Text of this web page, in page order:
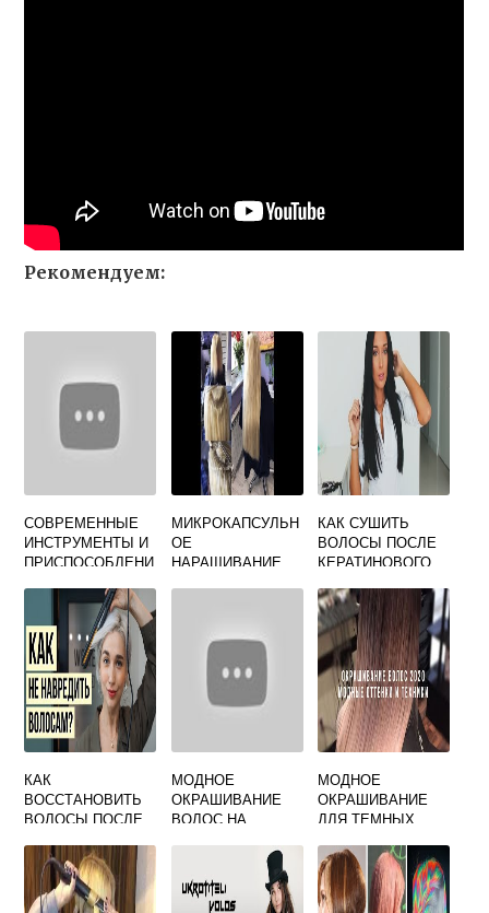
Рекомендуем:
СОВРЕМЕННЫЕ
ИНСТРУМЕНТЫ И
ПРИСПОСОБЛЕНИ
ОКРАШИВАНИЯ
ВОЛОС
МИКРОКАПСУЛЬН
ОЕ
НАРАЩИВАНИЕ
КАК СУШИТЬ
ВОЛОСЫ ПОСЛЕ
КЕРАТИНОВОГО
КАК
ВОССТАНОВИТЬ
ВОЛОСЫ ПОСЛЕ
МОДНОЕ
ОКРАШИВАНИЕ
ВОЛОС НА
ВОЛОСЫ 2020
МОДНОЕ
ОКРАШИВАНИЕ
ДЛЯ ТЕМНЫХ